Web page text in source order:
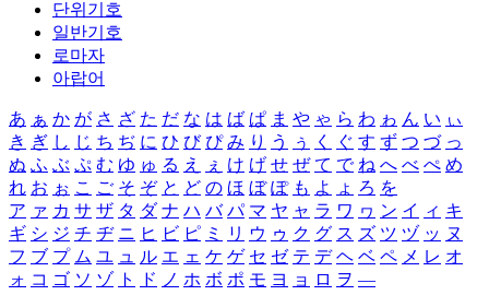
단위기호
일반기호
로마자
아랍어
あ ぁ か が さ ざ た だ な は ば ぱ ま や ゃ ら わ ゎ ん い ぃ
き ぎ し じ ち ぢ に ひ び ぴ み り う ぅ く ぐ す ず つ づ っ
ぬ ふ ぶ ぷ む ゆ ゅ る え ぇ け げ せ ぜ て で ね へ べ ぺ め
れ お ぉ こ ご そ ぞ と ど の ほ ぼ ぽ も よ ょ ろ を
ア ァ カ サ ザ タ ダ ナ ハ バ パ マ ヤ ャ ラ ワ ヮ ン イ ィ キ
ギ シ ジ チ ヂ ニ ヒ ビ ピ ミ リ ウ ゥ ク グ ス ズ ツ ヅ ッ ヌ
フ ブ プ ム ユ ュ ル エ ェ ケ ゲ セ ゼ テ デ ヘ ベ ペ メ レ オ
ォ コ ゴ ソ ゾ ト ド ノ ホ ボ ポ モ ヨ ョ ロ ヲ ―